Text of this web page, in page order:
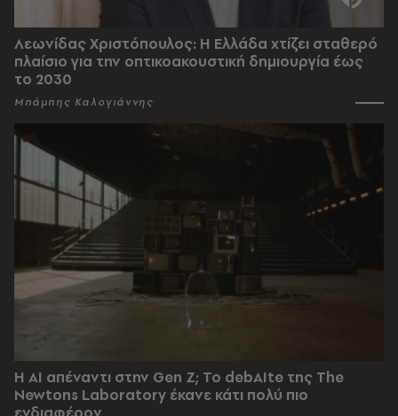
Λεωνίδας Χριστόπουλος: Η Ελλάδα χτίζει σταθερό
πλαίσιο για την οπτικοακουστική δημιουργία έως
το 2030
Μπάμπης Καλογιάννης
Η AI απέναντι στην Gen Z; Το debAIte της The
Newtons Laboratory έκανε κάτι πολύ πιο